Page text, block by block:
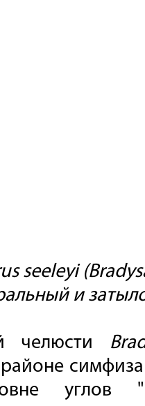
seeleyi
и
челюсти
углов